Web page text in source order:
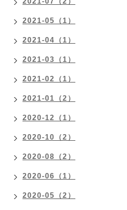
2021-05（1）
2021-04（1）
2021-03（1）
2021-02（1）
2021-01（2）
2020-12（1）
2020-10（2）
2020-08（2）
2020-06（1）
2020-05（2）